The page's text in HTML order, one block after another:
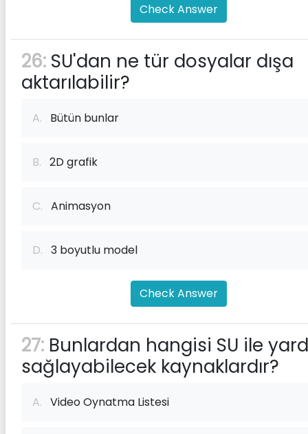
Check Answer
26: SU'dan ne tür dosyalar dışa
aktarılabilir?
A. Bütün bunlar
B. 2D grafik
C. Animasyon
D. 3 boyutlu model
Check Answer
27: Bunlardan hangisi SU ile
sağlayabilecek kaynaklardır?
A. Video Oynatma Listesi